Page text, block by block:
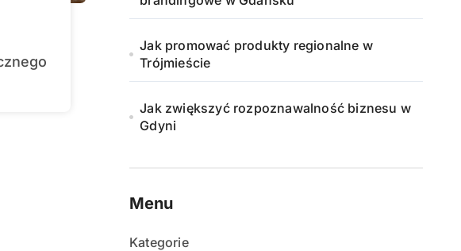
Jak promować produkty regionalne w
Trójmieście
Jak zwiększyć rozpoznawalność biznesu w
Gdyni
Menu
Kategorie